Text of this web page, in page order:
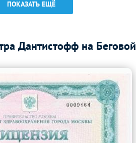
ПОКАЗАТЬ ЕЩЁ
Дантистофф на Беговой